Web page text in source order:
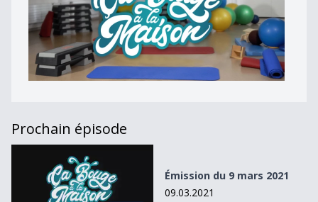
Prochain épisode
Émission du 9 mars 2021
Émission du 9 mars 2021
09.03.2021